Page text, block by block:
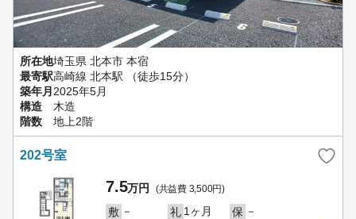
所在地埼玉県 北本市 本宿
最寄駅高崎線 北本駅 （徒歩15分）
築年月 2025年5月
構造
木造
階数
地上2階
202号室
7.5万円 (共益費 3,500円)
敷 － 礼 1ヶ月 保 －